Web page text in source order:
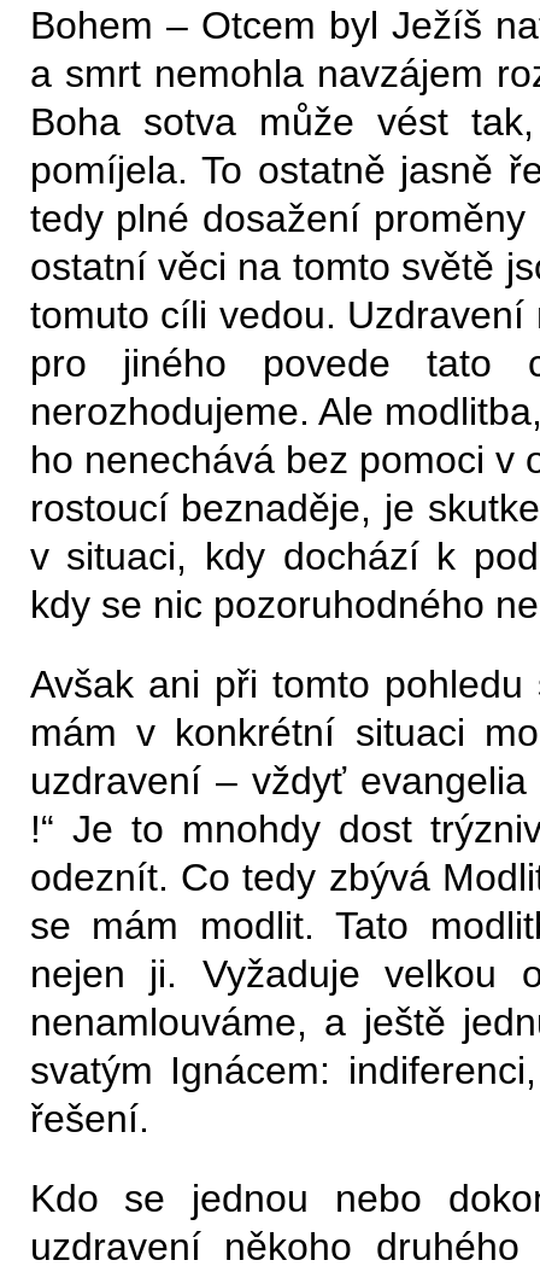
Bohem – Otcem byl Ježíš
a smrt nemohla navzájem
Boha sotva může vést
pomíjela. To ostatně jasně
tedy plné dosažení
ostatní věci na tomto světě
tomuto cíli vedou.
pro jiného povede tato
nerozhodujeme. Ale
ho nenechává bez pomoci v
rostoucí beznaděje, je
v situaci, kdy dochází k
kdy se nic pozoruhodného
Avšak ani při tomto
mám v konkrétní situaci
uzdravení – vždyť
!“ Je to mnohdy dost
odeznít. Co tedy zbývá
se mám modlit. Tato
nejen ji. Vyžaduje velkou
nenamlouváme, a ještě
svatým Ignácem:
řešení.
Kdo se jednou nebo
uzdravení někoho